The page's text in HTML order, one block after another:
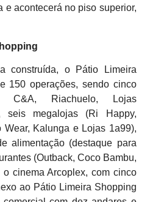
e acontecerá no piso superior,
construída, o Pátio Limeira
150 operações, sendo cinco
C&A, Riachuelo, Lojas
seis megalojas (Ri Happy,
Kalunga e Lojas 1a99),
alimentação (destaque para
(Outback, Coco Bambu,
cinema Arcoplex, com cinco
ao Pátio Limeira Shopping